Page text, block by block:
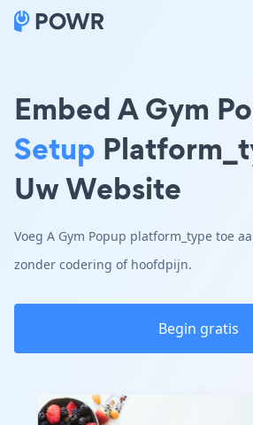
Embed A Gym
Setup
Uw Website
Voeg A Gym Popup platform_type toe
zonder codering of hoofdpijn.
Begin gratis